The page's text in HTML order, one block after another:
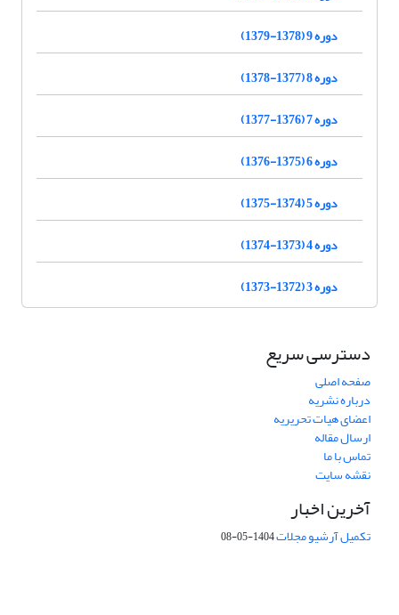
دوره 9 (1378-1379)
دوره 8 (1377-1378)
دوره 7 (1376-1377)
دوره 6 (1375-1376)
دوره 5 (1374-1375)
دوره 4 (1373-1374)
دوره 3 (1372-1373)
دسترسی سریع
صفحه اصلی
درباره نشریه
اعضای هیات تحریریه
ارسال مقاله
تماس با ما
نقشه سایت
آخرین اخبار
تکمیل آرشیو مجلات1404-05-08